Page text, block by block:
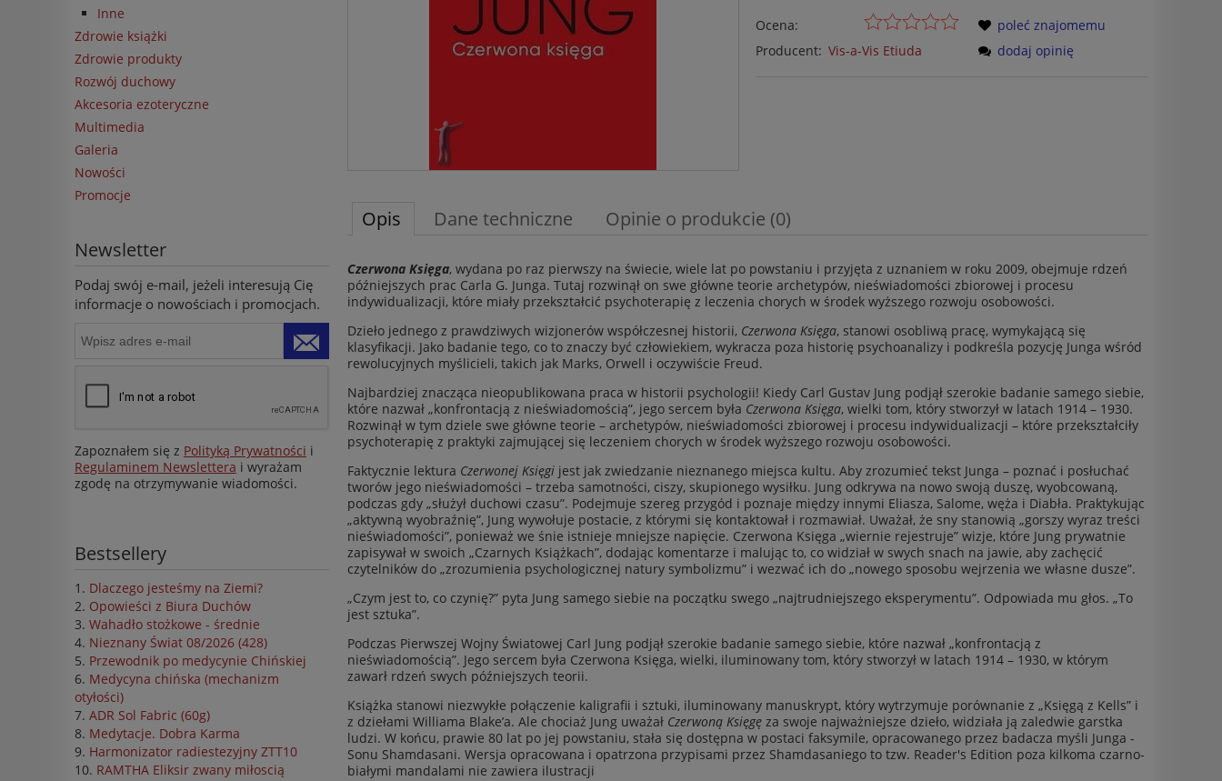
Inne
Zdrowie książki
Zdrowie produkty
Rozwój duchowy
Akcesoria ezoteryczne
Multimedia
Galeria
Nowości
Promocje
Newsletter
Podaj swój e-mail, jeżeli interesują Cię
informacje o nowościach i promocjach.
Zapoznałem się z Polityką Prywatności i
Regulaminem Newslettera i wyrażam
zgodę na otrzymywanie wiadomości.
Bestsellery
Dlaczego jesteśmy na Ziemi?
Opowieści z Biura Duchów
Wahadło stożkowe - średnie
Nieznany Świat 08/2026 (428)
Przewodnik po medycynie Chińskiej
Medycyna chińska (mechanizm
otyłości)
ADR Sol Fabric (60g)
Medytacje. Dobra Karma
Harmonizator radiestezyjny ZTT10
RAMTHA Eliksir zwany miłoscią
Ocena:
Producent: Vis-a-Vis Etiuda
poleć znajomemu
dodaj opinię
Opis Dane techniczne Opinie o produkcie (0)
Czerwona Księga, wydana po raz pierwszy na świecie, wiele lat po powstaniu i przyjęta z uznaniem w roku 2009, obejmuje rdzeń
późniejszych prac Carla G. Junga. Tutaj rozwinął on swe główne teorie archetypów, nieświadomości zbiorowej i procesu
indywidualizacji, które miały przekształcić psychoterapię z leczenia chorych w środek wyższego rozwoju osobowości.
Dzieło jednego z prawdziwych wizjonerów współczesnej historii, Czerwona Księga, stanowi osobliwą pracę, wymykającą się
klasyfikacji. Jako badanie tego, co to znaczy być człowiekiem, wykracza poza historię psychoanalizy i podkreśla pozycję Junga wśród
rewolucyjnych myślicieli, takich jak Marks, Orwell i oczywiście Freud.
Najbardziej znacząca nieopublikowana praca w historii psychologii! Kiedy Carl Gustav Jung podjął szerokie badanie samego siebie,
które nazwał „konfrontacją z nieświadomością”, jego sercem była Czerwona Księga, wielki tom, który stworzył w latach 1914 – 1930.
Rozwinął w tym dziele swe główne teorie – archetypów, nieświadomości zbiorowej i procesu indywidualizacji – które przekształciły
psychoterapię z praktyki zajmującej się leczeniem chorych w środek wyższego rozwoju osobowości.
Faktycznie lektura Czerwonej Księgi jest jak zwiedzanie nieznanego miejsca kultu. Aby zrozumieć tekst Junga – poznać i posłuchać
tworów jego nieświadomości – trzeba samotności, ciszy, skupionego wysiłku. Jung odkrywa na nowo swoją duszę, wyobcowaną,
podczas gdy „służył duchowi czasu”. Podejmuje szereg przygód i poznaje między innymi Eliasza, Salome, węża i Diabła. Praktykując
„aktywną wyobraźnię”, Jung wywołuje postacie, z którymi się kontaktował i rozmawiał. Uważał, że sny stanowią „gorszy wyraz treści
nieświadomości”, ponieważ we śnie istnieje mniejsze napięcie. Czerwona Księga „wiernie rejestruje” wizje, które Jung prywatnie
zapisywał w swoich „Czarnych Książkach”, dodając komentarze i malując to, co widział w swych snach na jawie, aby zachęcić
czytelników do „zrozumienia psychologicznej natury symbolizmu” i wezwać ich do „nowego sposobu wejrzenia we własne dusze”.
„Czym jest to, co czynię?” pyta Jung samego siebie na początku swego „najtrudniejszego eksperymentu”. Odpowiada mu głos. „To
jest sztuka”.
Podczas Pierwszej Wojny Światowej Carl Jung podjął szerokie badanie samego siebie, które nazwał „konfrontacją z
nieświadomością”. Jego sercem była Czerwona Księga, wielki, iluminowany tom, który stworzył w latach 1914 – 1930, w którym
zawarł rdzeń swych późniejszych teorii.
Książka stanowi niezwykłe połączenie kaligrafii i sztuki, iluminowany manuskrypt, który wytrzymuje porównanie z „Księgą z Kells” i
z dziełami Williama Blake’a. Ale chociaż Jung uważał Czerwoną Księgę za swoje najważniejsze dzieło, widziała ją zaledwie garstka
ludzi. W końcu, prawie 80 lat po jej powstaniu, stała się dostępna w postaci faksymile, opracowanego przez badacza myśli Junga -
Sonu Shamdasani. Wersja opracowana i opatrzona przypisami przez Shamdasaniego to tzw. Reader's Edition poza kilkoma czarno-
białymi mandalami nie zawiera ilustracji